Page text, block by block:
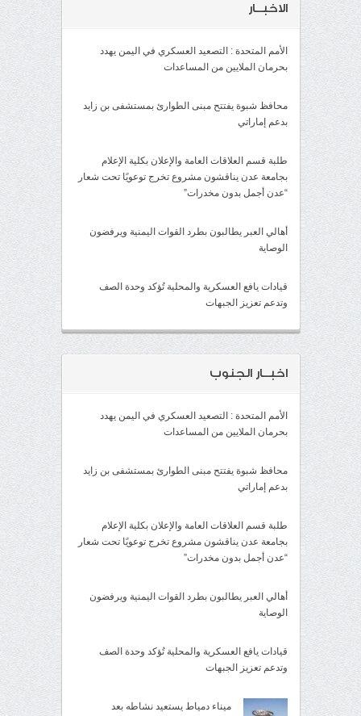
الاخبــار
الأمم المتحدة : التصعيد العسكري في اليمن يهدد
بحرمان الملايين من المساعدات
محافظ شبوة يفتتح مبنى الطوارئ بمستشفى بن زايد
بدعم إماراتي
طلبة قسم العلاقات العامة والإعلان بكلية الإعلام
بجامعة عدن يناقشون مشروع تخرج توعويًا تحت شعار
“عدن أجمل بدون مخدرات”
أهالي العبر يطالبون بطرد القوات اليمنية ويرفضون
الوصاية
قيادات يافع العسكرية والمحلية تُؤكد وحدة الصف
وتدعم تعزيز الجبهات
اخبــار الجنوب
الأمم المتحدة : التصعيد العسكري في اليمن يهدد
بحرمان الملايين من المساعدات
محافظ شبوة يفتتح مبنى الطوارئ بمستشفى بن زايد
بدعم إماراتي
طلبة قسم العلاقات العامة والإعلان بكلية الإعلام
بجامعة عدن يناقشون مشروع تخرج توعويًا تحت شعار
“عدن أجمل بدون مخدرات”
أهالي العبر يطالبون بطرد القوات اليمنية ويرفضون
الوصاية
قيادات يافع العسكرية والمحلية تُؤكد وحدة الصف
وتدعم تعزيز الجبهات
ميناء دمياط يستعيد نشاطه بعد